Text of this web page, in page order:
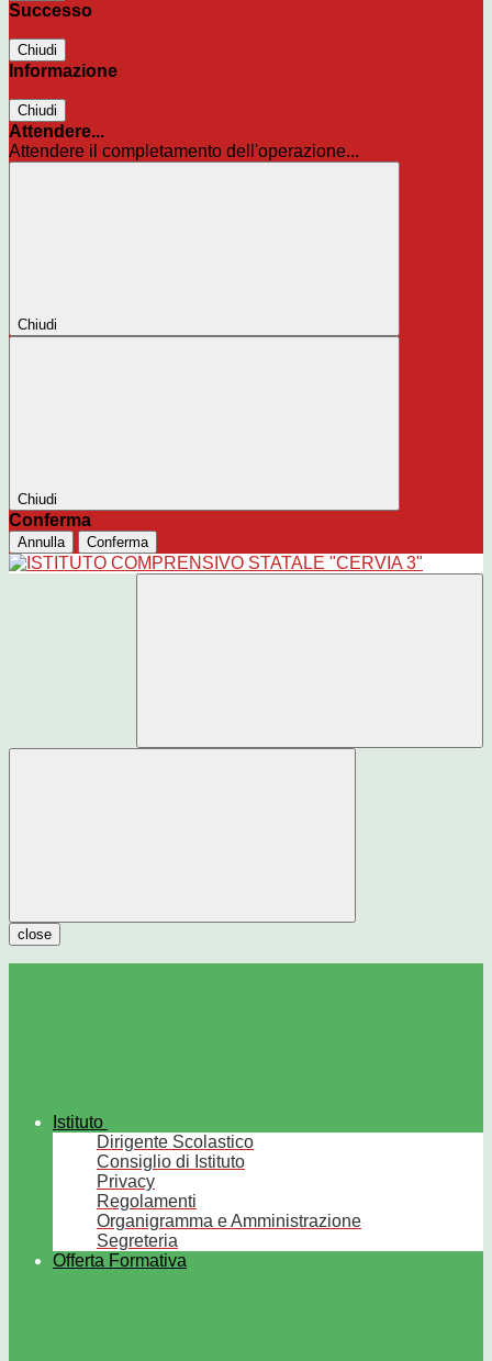
Successo
Chiudi
Informazione
Chiudi
Attendere...
Attendere il completamento dell'operazione...
Chiudi
Chiudi
Conferma
Annulla Conferma
close
Istituto
Dirigente Scolastico
Consiglio di Istituto
Privacy
Regolamenti
Organigramma e Amministrazione
Segreteria
Offerta Formativa